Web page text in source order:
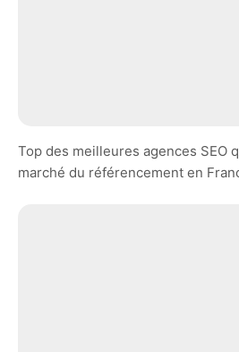
Top des meilleures agences SEO
marché du référencement en